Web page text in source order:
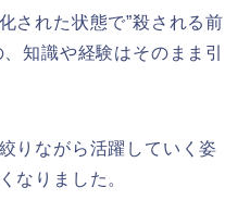
された状態で”殺される前
知識や経験はそのまま引
りながら活躍していく姿
なりました。